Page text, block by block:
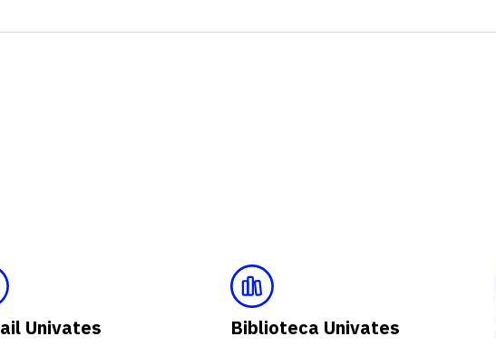
Univates Biblioteca Univates